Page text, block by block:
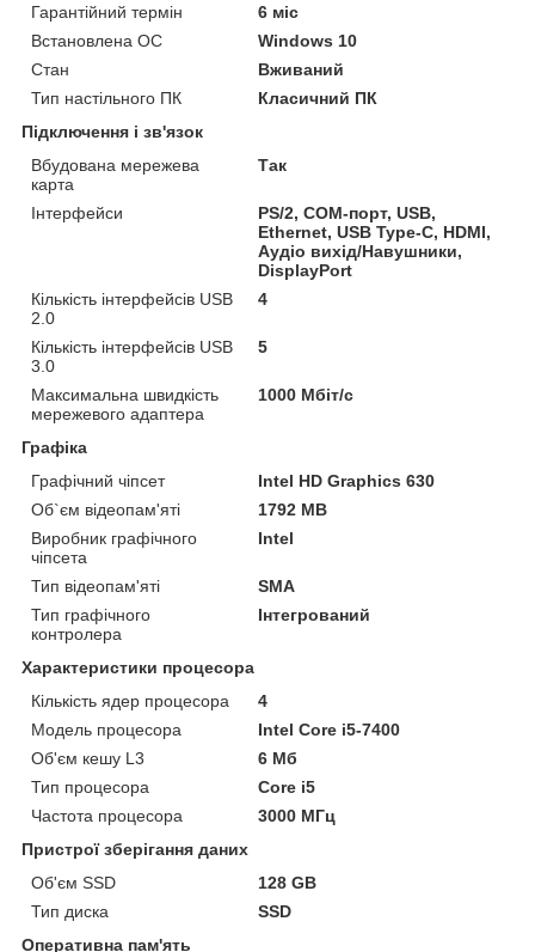
Гарантійний термін
6 міс
Встановлена ОС
Windows 10
Стан
Вживаний
Тип настільного ПК
Класичний ПК
Підключення і зв'язок
Вбудована мережева
карта
Так
Інтерфейси
PS/2, COM-порт, USB,
Ethernet, USB Type-C, HDMI,
Аудіо вихід/Навушники,
DisplayPort
Кількість інтерфейсів USB
2.0
4
Кількість інтерфейсів USB
3.0
5
Максимальна швидкість
мережевого адаптера
1000 Мбіт/с
Графіка
Графічний чіпсет
Intel HD Graphics 630
Об`єм відеопам'яті
1792 MB
Виробник графічного
чіпсета
Intel
Тип відеопам'яті
SMA
Тип графічного
контролера
Інтегрований
Характеристики процесора
Кількість ядер процесора
4
Модель процесора
Intel Core i5-7400
Об'єм кешу L3
6 Мб
Тип процесора
Core i5
Частота процесора
3000 МГц
Пристрої зберігання даних
Об'єм SSD
128 GB
Тип диска
SSD
Оперативна пам'ять